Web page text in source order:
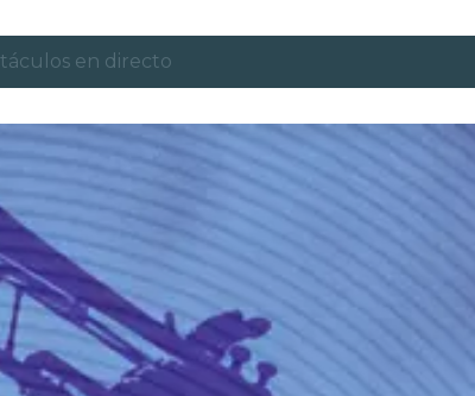
en directo
y ciudades